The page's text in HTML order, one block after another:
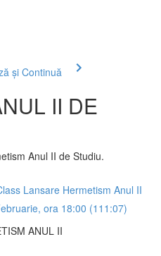
și Continuă
II DE
Anul II de Studiu.
Lansare Hermetism Anul II
ora 18:00 (111:07)
ANUL II